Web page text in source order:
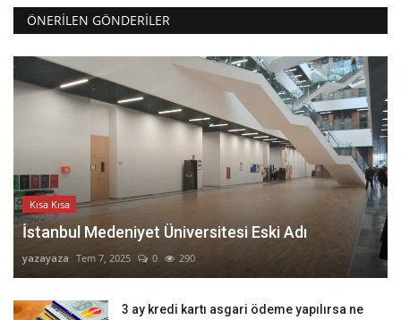
ÖNERILEN GÖNDERILER
Kısa Kısa
İstanbul Medeniyet Üniversitesi Eski Adı
yazayaza Tem 7, 2025 0 290
3 ay kredi kartı asgari ödeme yapılırsa ne